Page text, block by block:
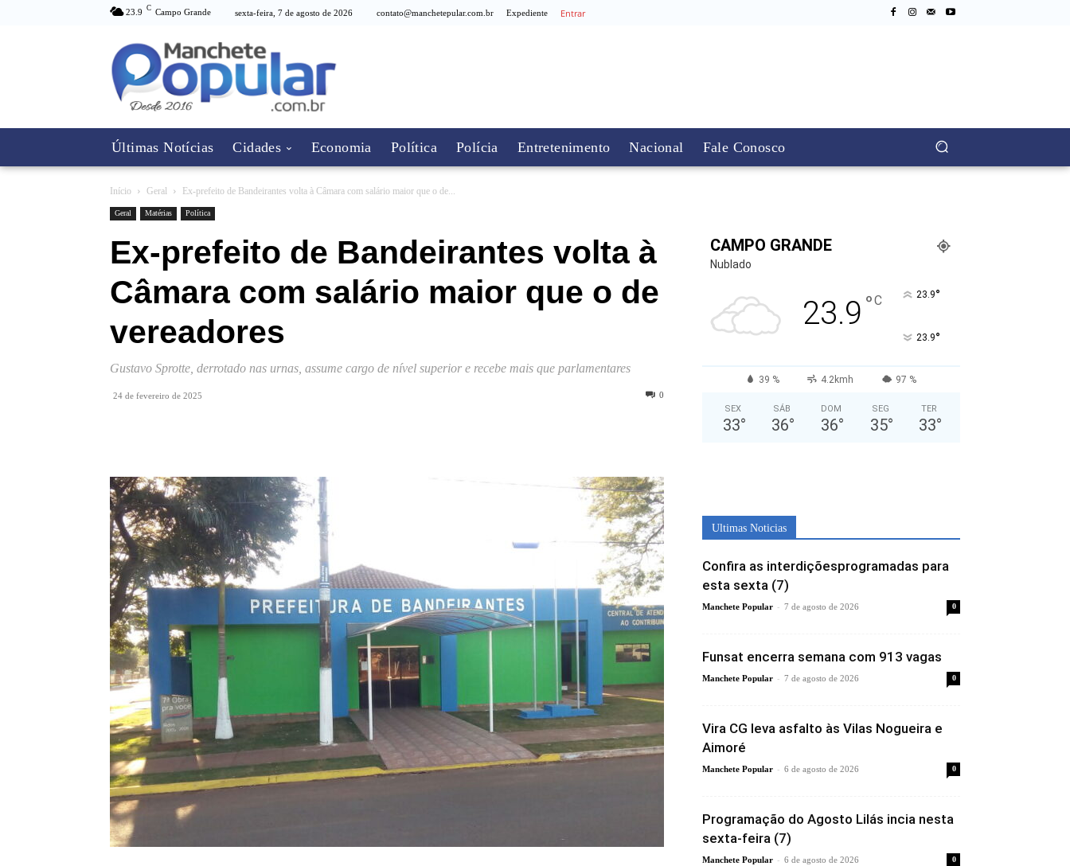
23.9 C Campo Grande sexta-feira, 7 de agosto de 2026 contato@manchetepular.com.br Expediente Entrar
Últimas Notícias Cidades Economia Política Polícia Entretenimento Nacional Fale Conosco
Início Geral Ex-prefeito de Bandeirantes volta à Câmara com salário maior que o de...
Geral Matérias Política
Ex-prefeito de Bandeirantes volta à
Câmara com salário maior que o de
vereadores
Gustavo Sprotte, derrotado nas urnas, assume cargo de nível superior e recebe mais que parlamentares
24 de fevereiro de 2025 0
CAMPO GRANDE
Nublado
23.9 °C 23.9°
23.9°
39 % 4.2kmh 97 %
SEX
33°
SÁB
36°
DOM
36°
SEG
35°
TER
33°
Ultimas Noticias
Confira as interdiçõesprogramadas para
esta sexta (7)
Manchete Popular - 7 de agosto de 2026 0
Funsat encerra semana com 913 vagas
Manchete Popular - 7 de agosto de 2026 0
Vira CG leva asfalto às Vilas Nogueira e
Aimoré
Manchete Popular - 6 de agosto de 2026 0
Programação do Agosto Lilás incia nesta
sexta-feira (7)
Manchete Popular - 6 de agosto de 2026 0